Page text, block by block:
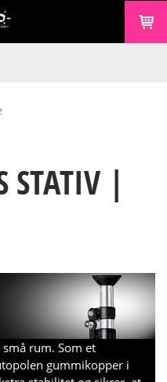
STATIV |
rum. Som et
gummikopper i